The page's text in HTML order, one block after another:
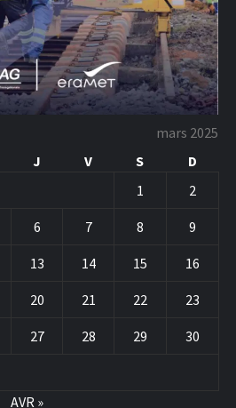
mars 2025
J V S D
AVR »
1 2
6 7 8 9
13 14 15 16
20 21 22 23
27 28 29 30